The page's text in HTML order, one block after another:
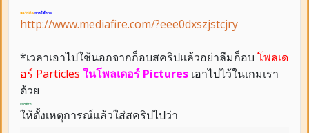
สคริปต์&การใช้งาน
http://www.mediafire.com/?eee0dxszjstcjry
*เวลาเอาไปใช้นอกจากก็อบสคริปแล้วอย่าลืมก็อบ โพลเด
อร์ Particles ในโพลเดอร์ Pictures เอาไปไว้ในเกมเรา
ด้วย
การใช้งาน
ให้ตั้งเหตุการณ์แล้วใส่สคริปไปว่า